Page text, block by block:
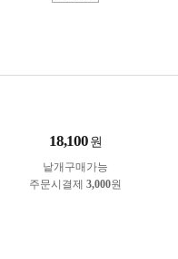
18,100 원
낱개구매가능
주문시결제 3,000원